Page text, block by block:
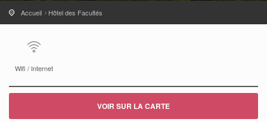
Accueil Hôtel des Facultés
Wifi / Internet
VOIR SUR LA CARTE